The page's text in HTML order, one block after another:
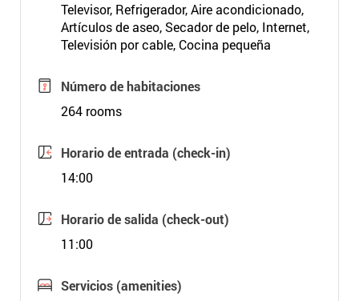
Televisor, Refrigerador, Aire acondicionado,
Artículos de aseo, Secador de pelo, Internet,
Televisión por cable, Cocina pequeña
Número de habitaciones
264 rooms
Horario de entrada (check-in)
14:00
Horario de salida (check-out)
11:00
Servicios (amenities)